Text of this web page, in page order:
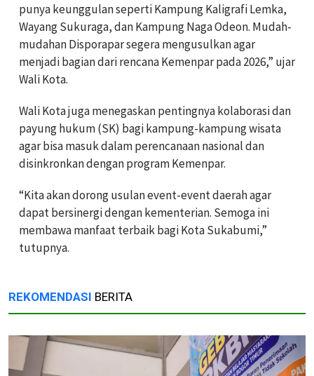
punya keunggulan seperti Kampung Kaligrafi Lemka,
Wayang Sukuraga, dan Kampung Naga Odeon. Mudah-
mudahan Disporapar segera mengusulkan agar
menjadi bagian dari rencana Kemenpar pada 2026,” ujar
Wali Kota.
Wali Kota juga menegaskan pentingnya kolaborasi dan
payung hukum (SK) bagi kampung-kampung wisata
agar bisa masuk dalam perencanaan nasional dan
disinkronkan dengan program Kemenpar.
“Kita akan dorong usulan event-event daerah agar
dapat bersinergi dengan kementerian. Semoga ini
membawa manfaat terbaik bagi Kota Sukabumi,”
tutupnya.
REKOMENDASI BERITA